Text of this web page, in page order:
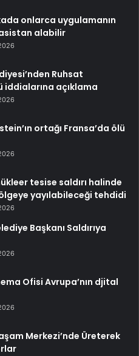
onlarca uygulamanın
alabilir
Ruhsat
iddialarına açıklama
ortağı Fransa’da ölü
tesise saldırı halinde
yayılabileceği tehdidi
Başkanı Saldırıya
Ofisi Avrupa’nın djital
Merkezi’nde Üreterek